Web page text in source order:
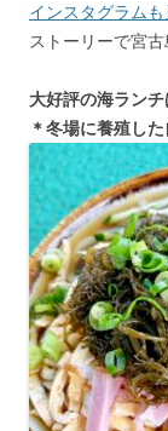
インスタグラムも
ストーリーで宮
大好評の海ランチ
＊冬場に養殖し